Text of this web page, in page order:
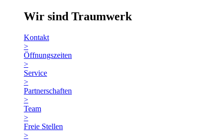
Wir sind Traumwerk
Kontakt
>
Öffnungszeiten
>
Service
>
Partnerschaften
>
Team
>
Freie Stellen
>